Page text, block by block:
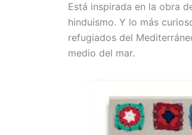
Está inspirada en la obra
hinduismo. Y lo más
refugiados del
medio del mar.